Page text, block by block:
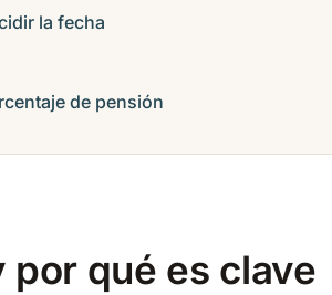
la fecha
de pensión
por qué es clave